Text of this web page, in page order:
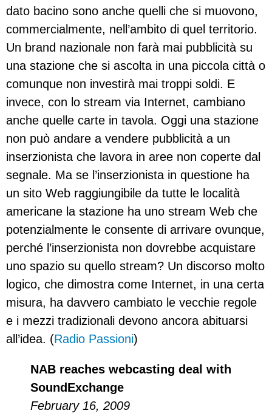
dato bacino sono anche quelli che si muovono,
commercialmente, nell’ambito di quel territorio.
Un brand nazionale non farà mai pubblicità su
una stazione che si ascolta in una piccola città o
comunque non investirà mai troppi soldi. E
invece, con lo stream via Internet, cambiano
anche quelle carte in tavola. Oggi una stazione
non può andare a vendere pubblicità a un
inserzionista che lavora in aree non coperte dal
segnale. Ma se l’inserzionista in questione ha
un sito Web raggiungibile da tutte le località
americane la stazione ha uno stream Web che
potenzialmente le consente di arrivare ovunque,
perché l’inserzionista non dovrebbe acquistare
uno spazio su quello stream? Un discorso molto
logico, che dimostra come Internet, in una certa
misura, ha davvero cambiato le vecchie regole
e i mezzi tradizionali devono ancora abituarsi
all’idea. (Radio Passioni)
NAB reaches webcasting deal with
SoundExchange
February 16, 2009